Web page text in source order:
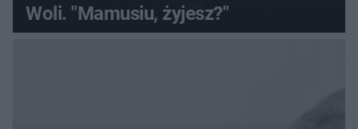
Woli. "Mamusiu, żyjesz?"